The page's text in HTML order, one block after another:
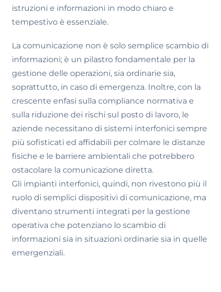
istruzioni e informazioni in modo chiaro e
tempestivo è essenziale.
La comunicazione non è solo semplice scambio di
informazioni; è un pilastro fondamentale per la
gestione delle operazioni, sia ordinarie sia,
soprattutto, in caso di emergenza. Inoltre, con la
crescente enfasi sulla compliance normativa e
sulla riduzione dei rischi sul posto di lavoro, le
aziende necessitano di sistemi interfonici sempre
più sofisticati ed affidabili per colmare le distanze
fisiche e le barriere ambientali che potrebbero
ostacolare la comunicazione diretta.
Gli impianti interfonici, quindi, non rivestono più il
ruolo di semplici dispositivi di comunicazione, ma
diventano strumenti integrati per la gestione
operativa che potenziano lo scambio di
informazioni sia in situazioni ordinarie sia in quelle
emergenziali.